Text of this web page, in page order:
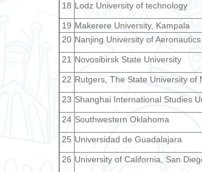
18 Lodz University of technology
19 Makerere University, Kampala
20 Nanjing University of
21 Novosibirsk State University
22 Rutgers, The State University of
23 Shanghai International Studies
24 Southwestern Oklahoma
25 Universidad de Guadalajara
26 University of California, San